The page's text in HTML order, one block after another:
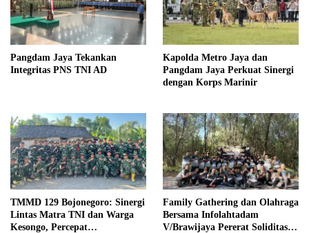
Pangdam Jaya Tekankan
Integritas PNS TNI AD
Kapolda Metro Jaya dan
Pangdam Jaya Perkuat Sinergi
dengan Korps Marinir
TMMD 129 Bojonegoro: Sinergi
Lintas Matra TNI dan Warga
Kesongo, Percepat
Family Gathering dan Olahraga
Bersama Infolahtadam
V/Brawijaya Pererat Soliditas